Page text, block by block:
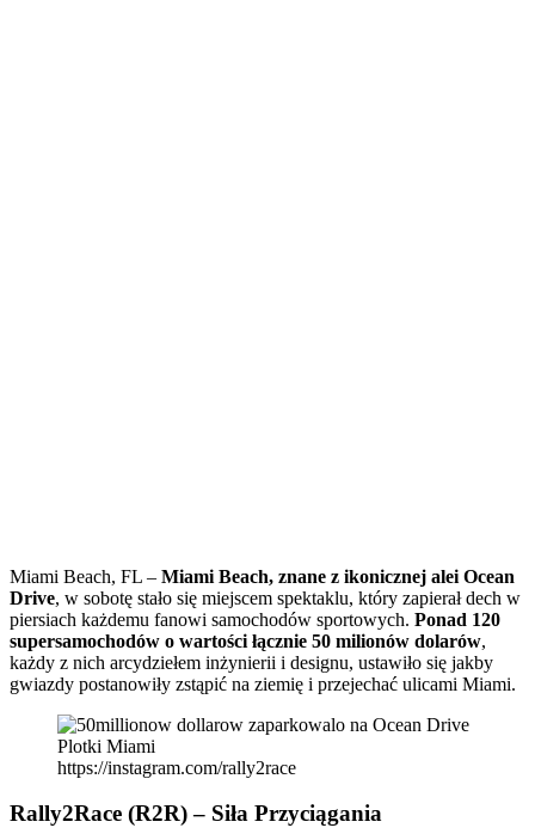
Miami Beach, FL – Miami Beach, znane z ikonicznej alei Ocean
Drive, w sobotę stało się miejscem spektaklu, który zapierał dech w
piersiach każdemu fanowi samochodów sportowych. Ponad 120
supersamochodów o wartości łącznie 50 milionów dolarów,
każdy z nich arcydziełem inżynierii i designu, ustawiło się jakby
gwiazdy postanowiły zstąpić na ziemię i przejechać ulicami Miami.
https://instagram.com/rally2race
Rally2Race (R2R) – Siła Przyciągania